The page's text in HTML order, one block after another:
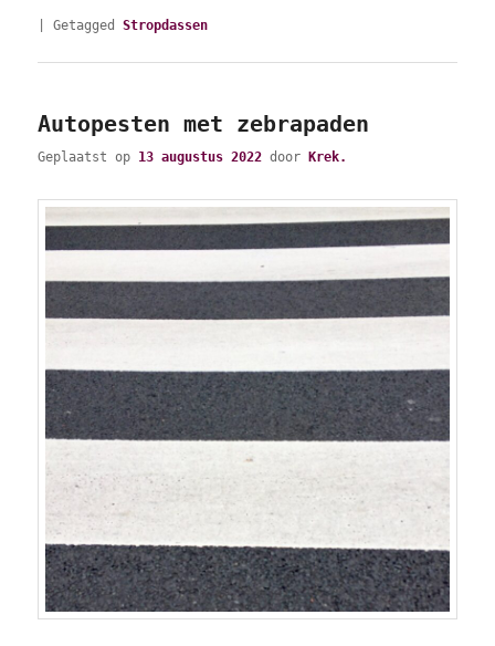
|Getagged Stropdassen
Autopesten met zebrapaden
Geplaatst op 13 augustus 2022 doorKrek.